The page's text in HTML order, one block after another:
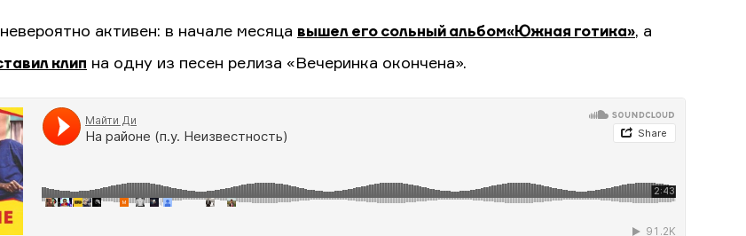
активен: в начале месяца вышел его сольный альбом «Южная готика», а
клип на одну из песен релиза «Вечеринка окончена».